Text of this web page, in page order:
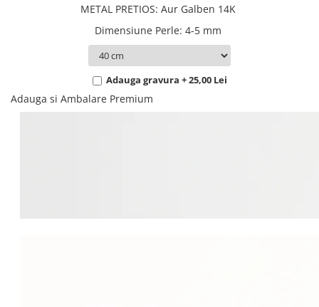
METAL PRETIOS: Aur Galben 14K
Dimensiune Perle: 4-5 mm
Adauga gravura + 25,00 Lei
Adauga si Ambalare Premium